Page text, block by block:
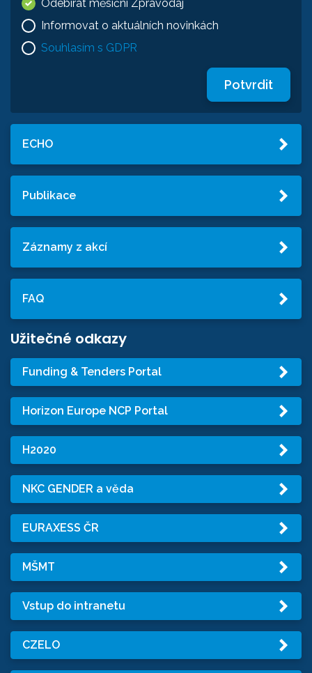
Odebírat měsíční Zpravodaj
Informovat o aktuálních novinkách
Souhlasím s GDPR
Potvrdit
ECHO
Publikace
Záznamy z akcí
FAQ
Užitečné odkazy
Funding & Tenders Portal
Horizon Europe NCP Portal
H2020
NKC GENDER a věda
EURAXESS ČR
MŠMT
Vstup do intranetu
CZELO